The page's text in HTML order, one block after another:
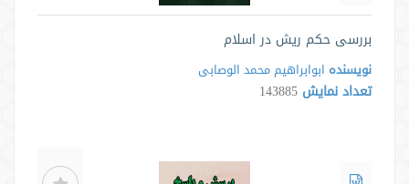
بررسی حکم ریش در اسلام
نویسنده ابوابراهیم محمد الوصابی
تعداد نمایش 143885